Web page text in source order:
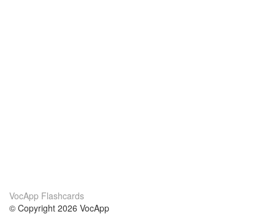
VocApp Flashcards
© Copyright 2026 VocApp